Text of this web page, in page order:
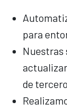
para
Nuestras
de